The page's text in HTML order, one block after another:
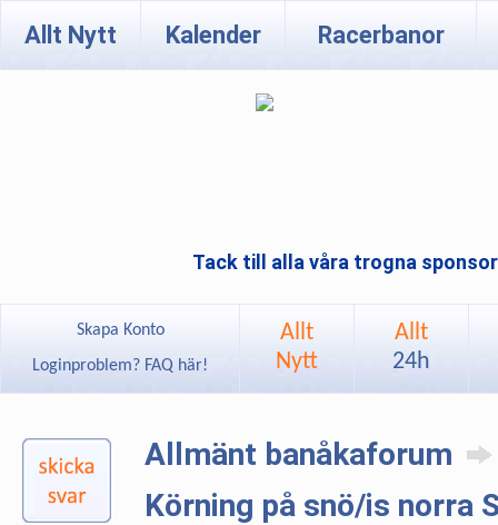
Allt Nytt Kalender Racerbanor
Tack till alla våra trogna
Skapa Konto
Loginproblem? FAQ här!
Allt
Nytt
Allt
24h
Allmänt banåkaforum
Körning på snö/is norra